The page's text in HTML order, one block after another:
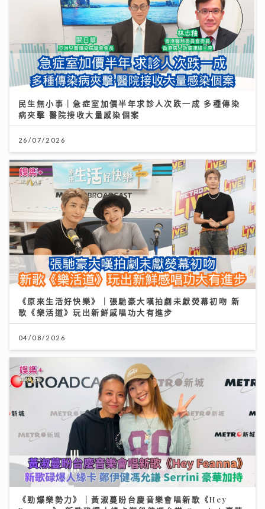
民生無小事｜急症室加價半年求診人次跌一成 多種傳染
病夾擊 醫院接收大量感染個案
26/07/2026
《原來生活好快樂》｜張馳豪大嘆拍劇未獻熒幕初吻 新
歌《樂活道》玩出新鮮感唱功大有進步
04/08/2026
《勁爆樂勢力》｜黃淑蔓盼台慶音樂會唱新歌《Hey